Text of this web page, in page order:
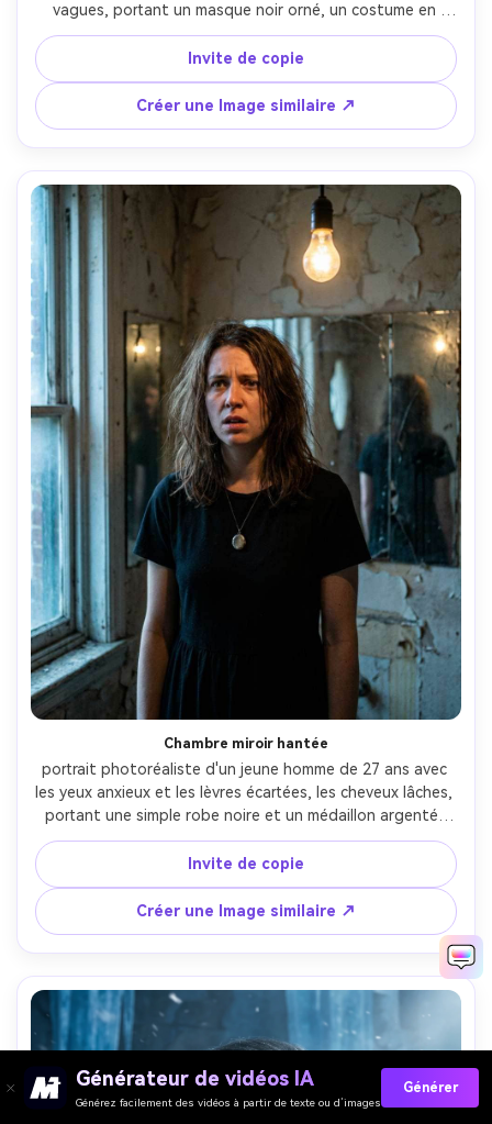
vagues, portant un masque noir orné, un costume en
velours et une broche bijoux, dans une salle de bal
masquée aux chandelles avec des danseurs et des lustres
flous, une lumière chaude de clé de bougie avec des
rebords frais et des reflets bokeh, Canon EOS R6 Mark II,
85mm f/1.2, portrait de gros plan, un léger angle au-
dessus des épaules, une ambiance secrète séduisante,
des pores de peau réalistes, une lueur
cinématographique, ultra nette-AR 4:5
Invite de copie
Créer une Image similaire ↗
Chambre miroir hantée
portrait photoréaliste d'un jeune homme de 27 ans avec
les yeux anxieux et les lèvres écartées, les cheveux lâches,
portant une simple robe noire et un médaillon argenté,
dans une pièce décadente remplie de miroirs fissurés
reflétant des silhouettes déformées, une seule lumière
pratique au-dessus de la tête avec clignotement et
remplissage froid de la fenêtre, Sony A7R V, 35mm f/1.8,
portrait demi-corps, composition hors centre avec des
réflexions en miroir, humeur tendue et étrange, texture
de peau réaliste, ombres profondes, qualité
cinématographique, haut détail- -ar 4:5
Invite de copie
Créer une Image similaire ↗
Générateur de vidéos IA
Générez facilement des vidéos à partir de texte ou d’images
Générer